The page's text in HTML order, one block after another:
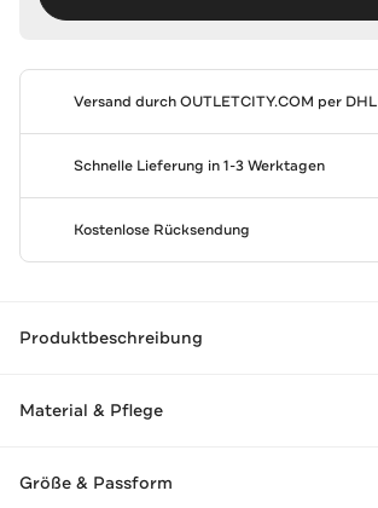
Versand durchOUTLETCITY.COM per DHL
Schnelle Lieferung in 1-3 Werktagen
Kostenlose Rücksendung
Produktbeschreibung
Material & Pflege
Größe & Passform